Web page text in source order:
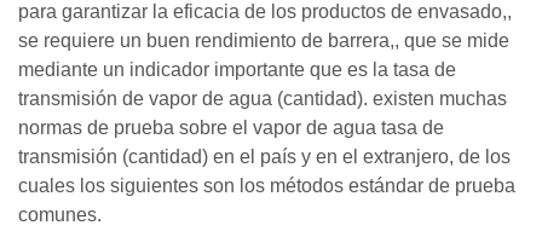
para garantizar la eficacia de los productos de envasado,,
se requiere un buen rendimiento de barrera,, que se mide
mediante un indicador importante que es la tasa de
transmisión de vapor de agua (cantidad). existen muchas
normas de prueba sobre el vapor de agua tasa de
transmisión (cantidad) en el país y en el extranjero, de los
cuales los siguientes son los métodos estándar de prueba
comunes.